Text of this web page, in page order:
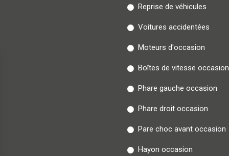
Reprise de véhicules
Voitures accidentées
Moteurs d'occasion
Boîtes de vitesse occasion
Phare gauche occasion
Phare droit occasion
Pare choc avant occasion
Hayon occasion